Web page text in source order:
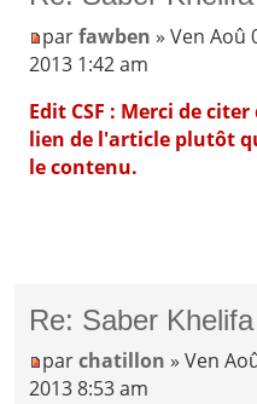
parfawben » Ven Aoû
2013 1:42 am
Edit CSF : Merci de
lien de l'article plutôt
le contenu.
Re: Saber Khelifa
parchatillon » Ven
2013 8:53 am